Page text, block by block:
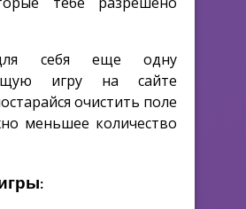
себя еще одну
игру на сайте
очистить поле
меньшее количество